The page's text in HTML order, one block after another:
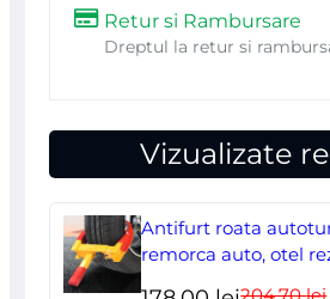
Retur si Rambursare
Dreptul la retur si
Vizualizate
Antifurt roata
remorca auto, otel